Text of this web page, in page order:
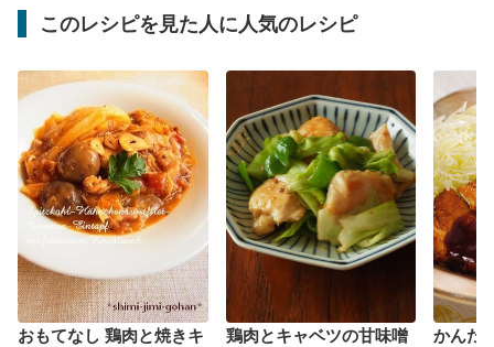
このレシピを見た人に人気のレシピ
おもてなし 鶏肉と焼きキ
鶏肉とキャベツの甘味噌
かんた